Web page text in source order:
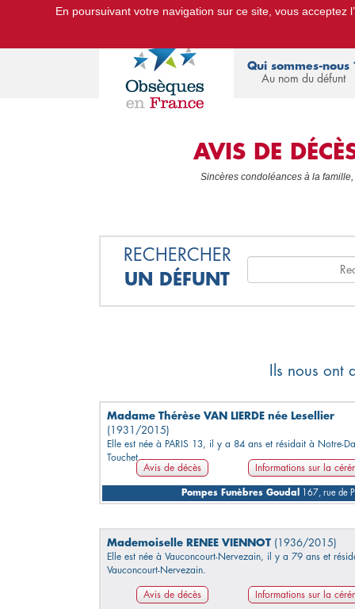
Le Portail d'Informations Obsèques :devis
Qui sommes-nous
Au nom du défunt
AVIS DE
Sincères condoléances à la
RECHERCHER
UN DÉFUNT
Ils nous
Madame Thérèse VAN LIERDE née Lesellier
(1931/2015)
Elle est née à PARIS 13, il y a 84 ans et résidait à Notre-
Touchet.
Avis de décès
Informations sur la
Pompes Funèbres Goudal 167, rue de
Mademoiselle RENEE VIENNOT (1936/2015)
Elle est née à Vauconcourt-Nervezain, il y a 79 ans et
Vauconcourt-Nervezain.
Avis de décès Informations sur la
En poursuivant votre navigation sur ce site, vous